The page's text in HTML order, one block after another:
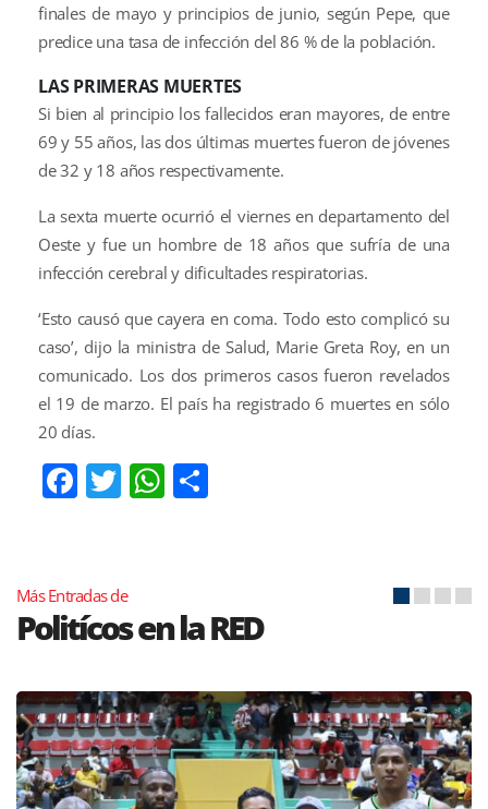
finales de mayo y principios de junio, según Pepe, que
predice una tasa de infección del 86 % de la población.
LAS PRIMERAS MUERTES
Si bien al principio los fallecidos eran mayores, de entre
69 y 55 años, las dos últimas muertes fueron de jóvenes
de 32 y 18 años respectivamente.
La sexta muerte ocurrió el viernes en departamento del
Oeste y fue un hombre de 18 años que sufría de una
infección cerebral y dificultades respiratorias.
‘Esto causó que cayera en coma. Todo esto complicó su
caso’, dijo la ministra de Salud, Marie Greta Roy, en un
comunicado. Los dos primeros casos fueron revelados
el 19 de marzo. El país ha registrado 6 muertes en sólo
20 días.
Facebook
TwitterWhatsApp
Más Entradas de
Politícos en la RED